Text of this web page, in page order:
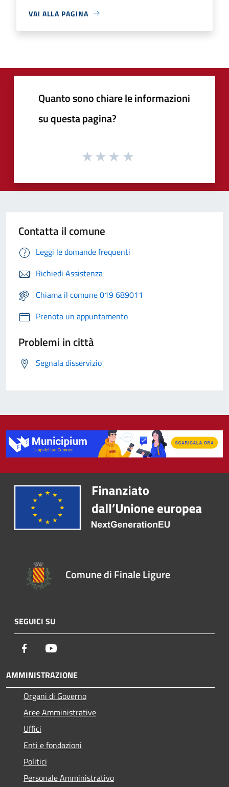
VAI ALLA PAGINA
Quanto sono chiare le informazioni
su questa pagina?
Contatta il comune
Leggi le domande frequenti
Richiedi Assistenza
Chiama il comune 019 689011
Prenota un appuntamento
Problemi in città
Segnala disservizio
Comune di Finale Ligure
SEGUICI SU
Facebook
AMMINISTRAZIONE
Organi di Governo
Aree Amministrative
Uffici
Enti e fondazioni
Politici
Personale Amministrativo